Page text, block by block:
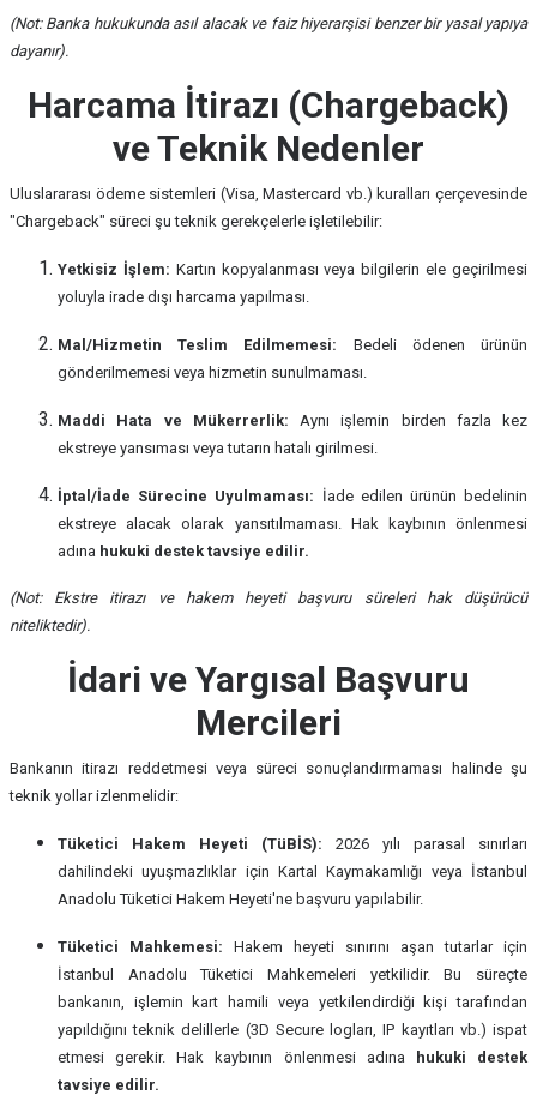
(Not: Banka hukukunda asıl alacak ve faiz hiyerarşisi benzer bir yasal yapıya
dayanır).
Harcama İtirazı (Chargeback)
ve Teknik Nedenler
Uluslararası ödeme sistemleri (Visa, Mastercard vb.) kuralları çerçevesinde
"Chargeback" süreci şu teknik gerekçelerle işletilebilir:
Yetkisiz İşlem: Kartın kopyalanması veya bilgilerin ele geçirilmesi
yoluyla irade dışı harcama yapılması.
Mal/Hizmetin Teslim Edilmemesi: Bedeli ödenen ürünün
gönderilmemesi veya hizmetin sunulmaması.
Maddi Hata ve Mükerrerlik: Aynı işlemin birden fazla kez
ekstreye yansıması veya tutarın hatalı girilmesi.
İptal/İade Sürecine Uyulmaması: İade edilen ürünün bedelinin
ekstreye alacak olarak yansıtılmaması. Hak kaybının önlenmesi
adına hukuki destek tavsiye edilir.
(Not: Ekstre itirazı ve hakem heyeti başvuru süreleri hak düşürücü
niteliktedir).
İdari ve Yargısal Başvuru
Mercileri
Bankanın itirazı reddetmesi veya süreci sonuçlandırmaması halinde şu
teknik yollar izlenmelidir:
Tüketici Hakem Heyeti (TüBİS): 2026 yılı parasal sınırları
dahilindeki uyuşmazlıklar için Kartal Kaymakamlığı veya İstanbul
Anadolu Tüketici Hakem Heyeti'ne başvuru yapılabilir.
Tüketici Mahkemesi: Hakem heyeti sınırını aşan tutarlar için
İstanbul Anadolu Tüketici Mahkemeleri yetkilidir. Bu süreçte
bankanın, işlemin kart hamili veya yetkilendirdiği kişi tarafından
yapıldığını teknik delillerle (3D Secure logları, IP kayıtları vb.) ispat
etmesi gerekir. Hak kaybının önlenmesi adına
hukuki destek
tavsiye edilir.